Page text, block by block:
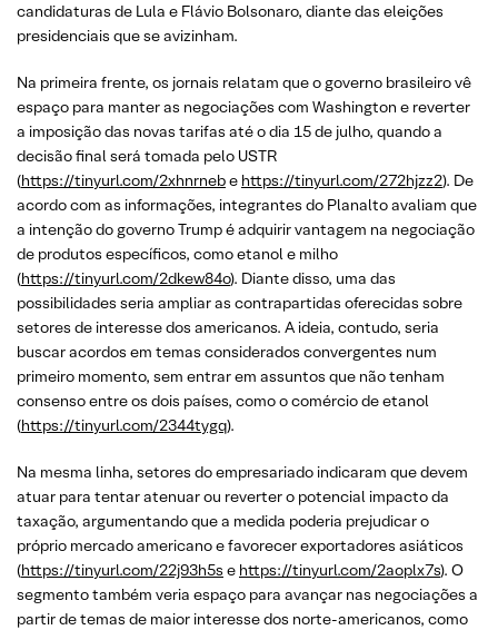
candidaturas de Lula e Flávio Bolsonaro, diante das eleições
presidenciais que se avizinham.
Na primeira frente, os jornais relatam que o governo brasileiro vê
espaço para manter as negociações com Washington e reverter
a imposição das novas tarifas até o dia 15 de julho, quando a
decisão final será tomada pelo USTR
(https://tinyurl.com/2xhnrnebe https://tinyurl.com/272hjzz2). De
acordo com as informações, integrantes do Planalto avaliam que
a intenção do governo Trump é adquirir vantagem na negociação
de produtos específicos, como etanol e milho
(https://tinyurl.com/2dkew84o). Diante disso, uma das
possibilidades seria ampliar as contrapartidas oferecidas sobre
setores de interesse dos americanos. A ideia, contudo, seria
buscar acordos em temas considerados convergentes num
primeiro momento, sem entrar em assuntos que não tenham
consenso entre os dois países, como o comércio de etanol
(https://tinyurl.com/2344tygq).
Na mesma linha, setores do empresariado indicaram que devem
atuar para tentar atenuar ou reverter o potencial impacto da
taxação, argumentando que a medida poderia prejudicar o
próprio mercado americano e favorecer exportadores asiáticos
(https://tinyurl.com/22j93h5s e https://tinyurl.com/2aoplx7s). O
segmento também veria espaço para avançar nas negociações a
partir de temas de maior interesse dos norte-americanos, como